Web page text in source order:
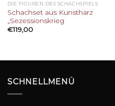
DIE FIGUREN DES SCHACHSPIELS
Schachset aus Kunstharz
„Sezessionskrieg
€119,00
SCHNELLMENÜ